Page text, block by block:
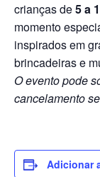
crianças de5 a
momento
inspirados em
brincadeiras e
O evento pode
cancelamento
Adicionar